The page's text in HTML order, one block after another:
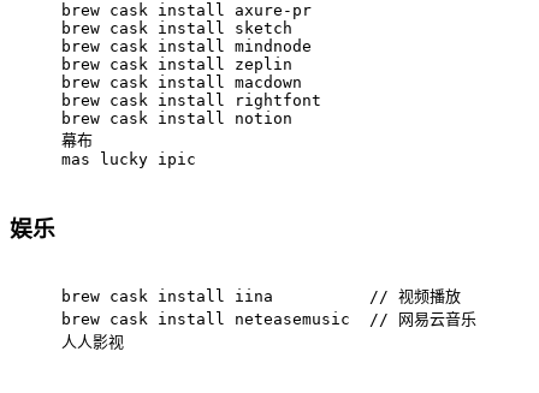
brew cask install axure-pr
brew cask install sketch
brew cask install mindnode
brew cask install zeplin
brew cask install macdown
brew cask install rightfont
brew cask install notion
幕布
mas lucky ipic
娱乐
brew cask install iina          // 视频播放
brew cask install neteasemusic  // 网易云音乐
人人影视